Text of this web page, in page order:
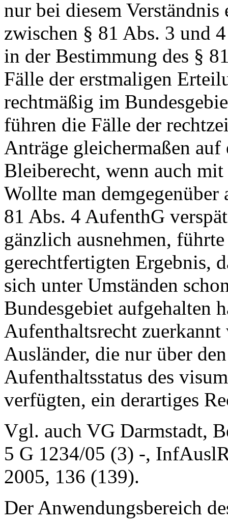
nur bei diesem
zwischen § 81 Abs. 3 und
in der Bestimmung des §
Fälle der erstmaligen
rechtmäßig im
führen die Fälle der
Anträge gleichermaßen
Bleiberecht, wenn auch
Wollte man demgegenüber
81 Abs. 4 AufenthG
gänzlich ausnehmen,
gerechtfertigten Ergebnis,
sich unter Umständen
Bundesgebiet aufgehalten
Aufenthaltsrecht
Ausländer, die nur über
Aufenthaltsstatus des
verfügten, ein derartiges
Vgl. auch VG Darmstadt,
5 G 1234/05 (3) -,
2005, 136 (139).
Der Anwendungsbereich